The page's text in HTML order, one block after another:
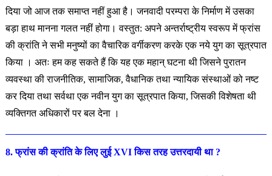
दिया जो आज तक समाप्त नहीं हुआ है। जनवादी परम्परा के निर्माण में उसका
बड़ा हाथ मानना गलत नहीं होगा। वस्तुत: अपने अन्तर्राष्ट्रीय स्वरूप में फ्रांस
की क्रांति ने सभी मनुष्यों का वैचारिक वर्गीकरण करके एक नये युग का सूत्रपात
किया । अतः हम कह सकते हैं कि यह एक महान् घटना थी जिसने पुरातन
व्यवस्था की राजनीतिक, सामाजिक, वैधानिक तथा न्यायिक संस्थाओं को नष्ट
कर दिया तथा सर्वथा एक नवीन युग का सूत्रपात किया, जिसकी विशेषता थी
व्यक्तिगत अधिकारों पर बल देना ।
8. फ्रांस की क्रांति के लिए लुई XVI किस तरह उत्तरदायी था ?